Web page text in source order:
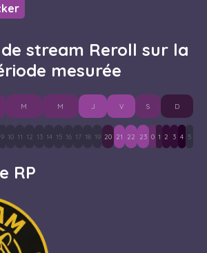
stream Reroll sur la
mesurée
M M J V S D
9 10 11 12 13 14 15 16 17 18 19 20 21 22 23 0 1 2 3 4 5
RP